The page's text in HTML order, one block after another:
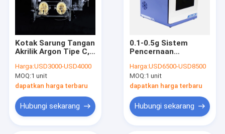
Kotak Sarung Tangan
Akrilik Argon Tipe C,
Isolasi 2 Port
Harga:USD3000-USD4000
MOQ:1 unit
dapatkan harga terbaru
Hubungi sekarang
0.1-0.5g Sistem
Pencernaan
Tertutup Untuk
Persiapan Sampel
Harga:USD6500-USD8500
MOQ:1 unit
dapatkan harga terbaru
Hubungi sekarang